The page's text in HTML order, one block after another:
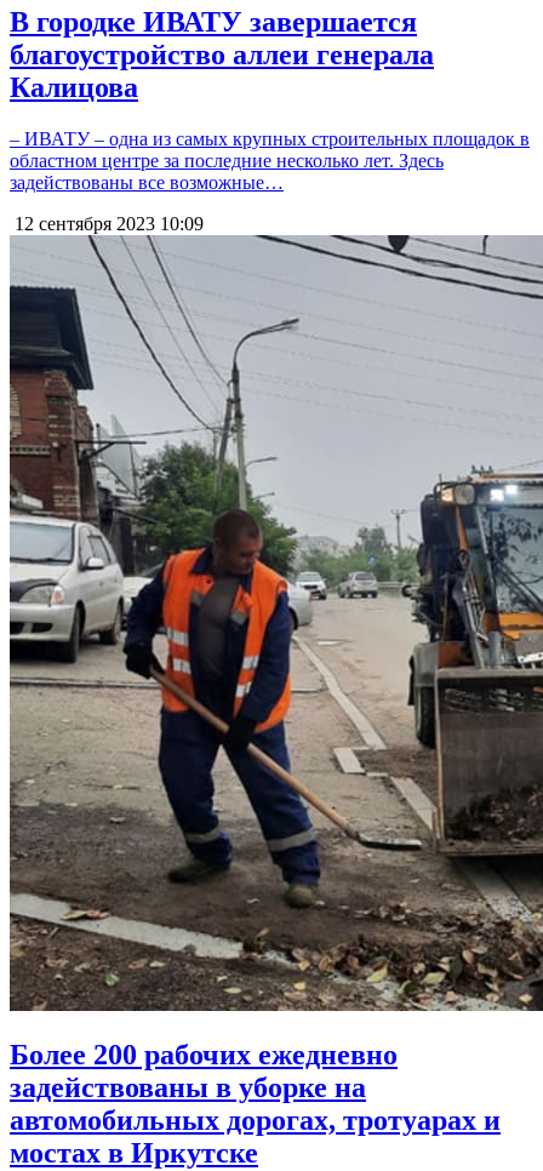
В городке ИВАТУ завершается
благоустройство аллеи генерала
Калицова
– ИВАТУ – одна из самых крупных строительных площадок в
областном центре за последние несколько лет. Здесь
задействованы все возможные…
12 сентября 2023 10:09
Более 200 рабочих ежедневно
задействованы в уборке на
автомобильных дорогах, тротуарах и
мостах в Иркутске